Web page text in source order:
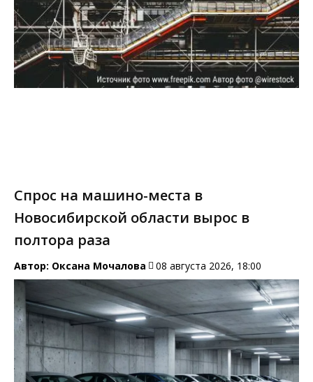
Спрос на машино-места в
Новосибирской области вырос в
полтора раза
Автор: Оксана Мочалова 08 августа 2026, 18:00